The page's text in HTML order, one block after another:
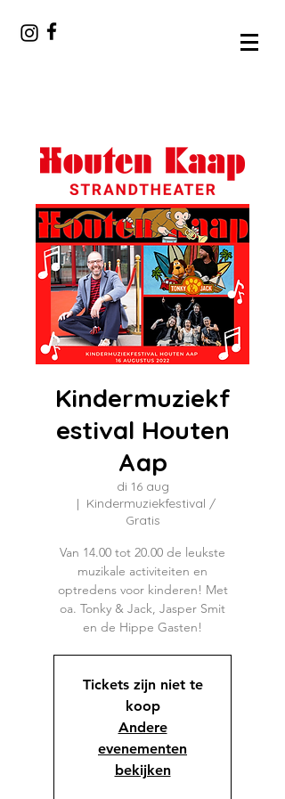
Kindermuziekf
estival Houten
Aap
di 16 aug
  |
Kindermuziekfestival /
Gratis
Van 14.00 tot 20.00 de leukste
muzikale activiteiten en
optredens voor kinderen! Met
oa. Tonky & Jack, Jasper Smit
en de Hippe Gasten!
Tickets zijn niet te
koop
Andere
evenementen
bekijken